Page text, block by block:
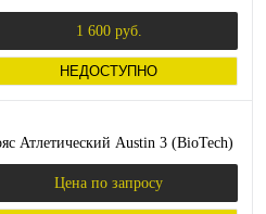
1 600 руб.
НЕДОСТУПНО
Атлетический Austin 3 (BioTech)
Цена по запросу